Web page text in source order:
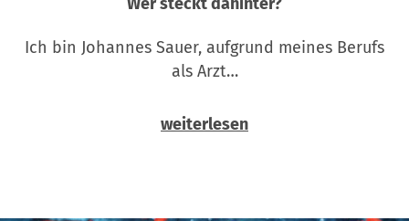
Ich bin Johannes Sauer, aufgrund meines Berufs
als Arzt…
weiterlesen